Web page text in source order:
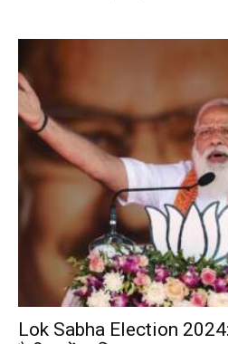
Lok Sabha Election 2024: